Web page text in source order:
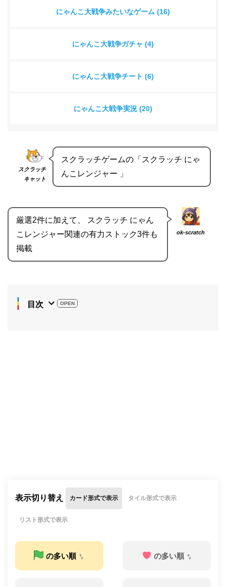
にゃんこ大戦争みたいなゲーム (16)
にゃんこ大戦争ガチャ (4)
にゃんこ大戦争チート (6)
にゃんこ大戦争実況 (20)
スクラッチ
キャット
スクラッチゲームの「スクラッチ にゃ
んこレンジャー 」
ok-scratch
厳選2件に加えて、 スクラッチ にゃん
こレンジャー関連の有力ストック3件も
掲載
目次
表示切り替え カード形式で表示 タイル形式で表示
リスト形式で表示
の多い順 の多い順